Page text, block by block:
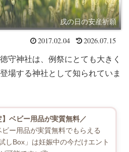
戌の日の安産祈願
2017.02.04 2026.07.15
守神社は、例祭にとても大きく
場する神社として知られていま
ベビー用品が実質無料／
ー用品が実質無料でもらえる
しBox」は妊娠中の今だけエント